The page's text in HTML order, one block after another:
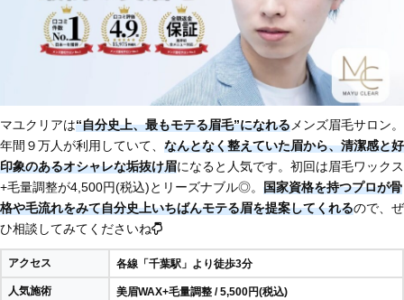
マユクリアは“自分史上、最もモテる眉毛”になれるメンズ眉毛サロン。
年間９万人が利用していて、 なんとなく整えていた眉から、清潔感と好
印象のあるオシャレな垢抜け眉になると人気です。初回は眉毛ワックス
+毛量調整が4,500円(税込)とリーズナブル◎。 国家資格を持つプロが骨
格や毛流れをみて自分史上いちばんモテる眉を提案してくれるので、ぜ
ひ相談してみてくださいね
アクセス 各線「千葉駅」より徒歩3分
人気施術 美眉WAX+毛量調整 / 5,500円(税込)